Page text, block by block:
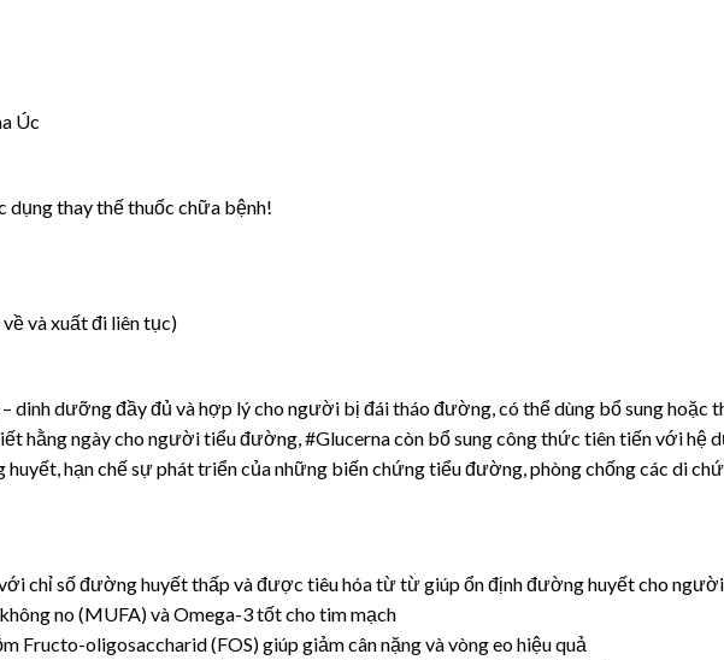
Úc
dụng thay thế thuốc chữa bệnh!
và xuất đi liên tục)
dinh dưỡng đầy đủ và hợp lý cho người bị đái tháo đường, có thể dùng bổ sung hoặc
hằng ngày cho người tiểu đường, #Glucerna còn bổ sung công thức tiên tiến với hệ
hạn chế sự phát triển của những biến chứng tiểu đường, phòng chống các di
chỉ số đường huyết thấp và được tiêu hóa từ từ giúp ổn định đường huyết cho
no (MUFA) và Omega-3 tốt cho tim mạch
Fructo-oligosaccharid (FOS) giúp giảm cân nặng và vòng eo hiệu quả